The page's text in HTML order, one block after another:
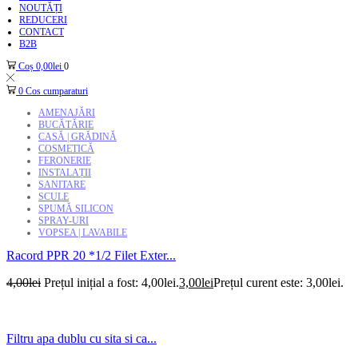
NOUTĂȚI
REDUCERI
CONTACT
B2B
Coș 0,00lei 0
0 Cos cumparaturi
AMENAJĂRI
BUCĂTĂRIE
CASĂ | GRĂDINĂ
COSMETICĂ
FERONERIE
INSTALAȚII
SANITARE
SCULE
SPUMĂ SILICON
SPRAY-URI
VOPSEA | LAVABILE
Racord PPR 20 *1/2 Filet Exter...
4,00lei Prețul inițial a fost: 4,00lei.3,00leiPrețul curent este: 3,00lei.
Filtru apa dublu cu sita si ca...